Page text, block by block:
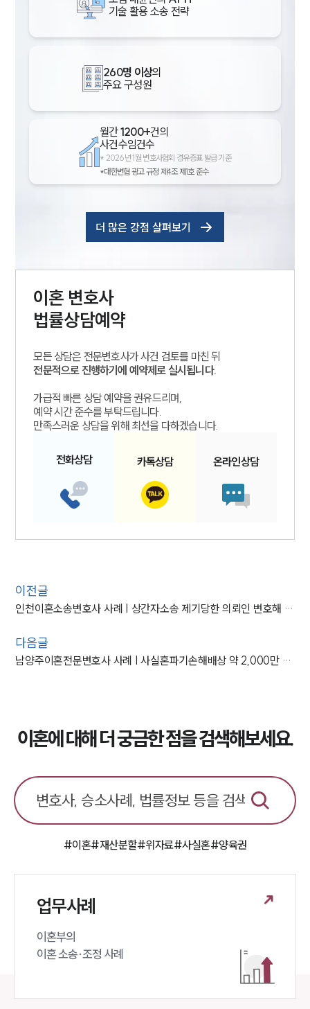
기술 활용 소송 전략
260명 이상의
주요 구성원
월간1200+건의
사건수임건수
* 2026년 1월 변호사협회 경유증표 발급 기준
*대한변협 광고 규정 제4조 제1호 준수
더 많은 강점 살펴보기
이혼 변호사
법률상담예약
모든 상담은 전문변호사가 사건 검토를 마친 뒤
전문적으로 진행하기에 예약제로 실시됩니다.
가급적 빠른 상담 예약을 권유드리며,
예약 시간 준수를 부탁드립니다.
만족스러운 상담을 위해 최선을 다하겠습니다.
전화상담 카톡상담 온라인상담
이전글
인천이혼소송변호사 사례 | 상간자소송 제기당한 의뢰인 변호해 승소
다음글
남양주이혼전문변호사 사례 | 사실혼파기손해배상 약 2,000만 원 감액
이혼에 대해 더 궁금한 점을 검색해보세요.
#이혼#재산분할#위자료#사실혼#양육권
업무사례
이혼부의
이혼 소송·조정 사례